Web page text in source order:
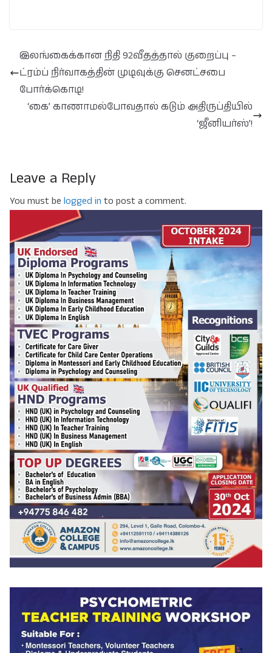
இலங்கைக்கான நிதி 92வீதத்தால் குறைப்பு –
ட்ரம்ப் நிர்வாகத்தின் முடிவுக்கு செனட்சபை
போர்க்கொடி!
‘கை’ காணாமல்போவதால் கடும் அதிருப்தியில்
‘ஜீனியர்ஸ்’!
Leave a Reply
You must be logged in to post a comment.